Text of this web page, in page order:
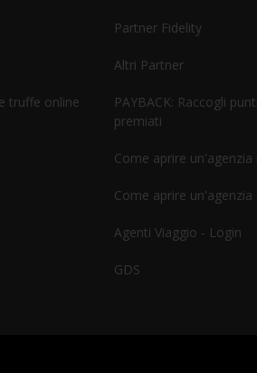
truffe online
Partner Fidelity
Altri Partner
PAYBACK: Raccogli
premiati
Come aprire un'agenzia
Come aprire
Agenti Viaggio - Login
GDS